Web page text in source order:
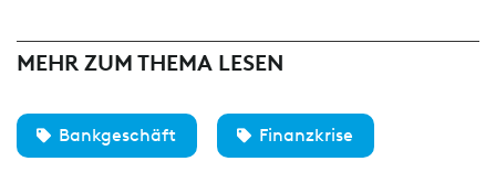
MEHR ZUM THEMA LESEN
Bankgeschäft Finanzkrise